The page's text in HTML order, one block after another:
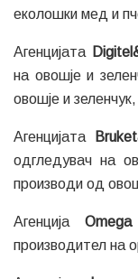
еколошки мед и
Агенцијата
на овошје и
овошје и зеленчук,
Агенцијата
одгледувач на
производи од
Агенција
производител на